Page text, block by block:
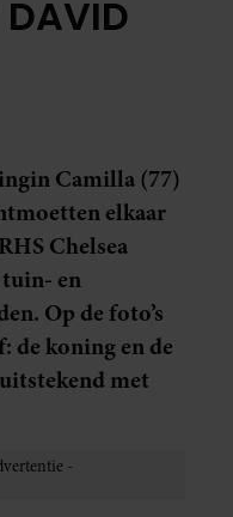
DAVID
Camilla (77)
elkaar
Chelsea
tuin- en
Op de foto’s
de koning en de
met